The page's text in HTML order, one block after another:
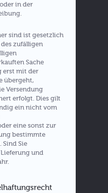
in der
sind ist gesetzlich
zufälligen
Sache
erst mit der
übergeht,
Versendung
erfolgt. Dies gilt
ein nicht vom
eine sonst zur
bestimmte
Sind Sie
und